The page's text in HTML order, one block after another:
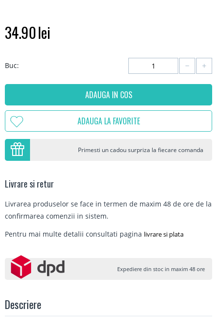
34.90lei
Buc: +
−
ADAUGA IN COS
ADAUGA LA FAVORITE
Primesti un cadou surpriza la fiecare comanda
Livrare si retur
Livrarea produselor se face in termen de maxim 48 de ore de la
confirmarea comenzii in sistem.
Pentru mai multe detalii consultati pagina livrare si plata
Expediere din stoc in maxim 48 ore
Descriere